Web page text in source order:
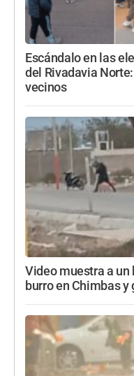
Escándalo en las
del Rivadavia
vecinos
Video muestra a un
burro en Chimbas